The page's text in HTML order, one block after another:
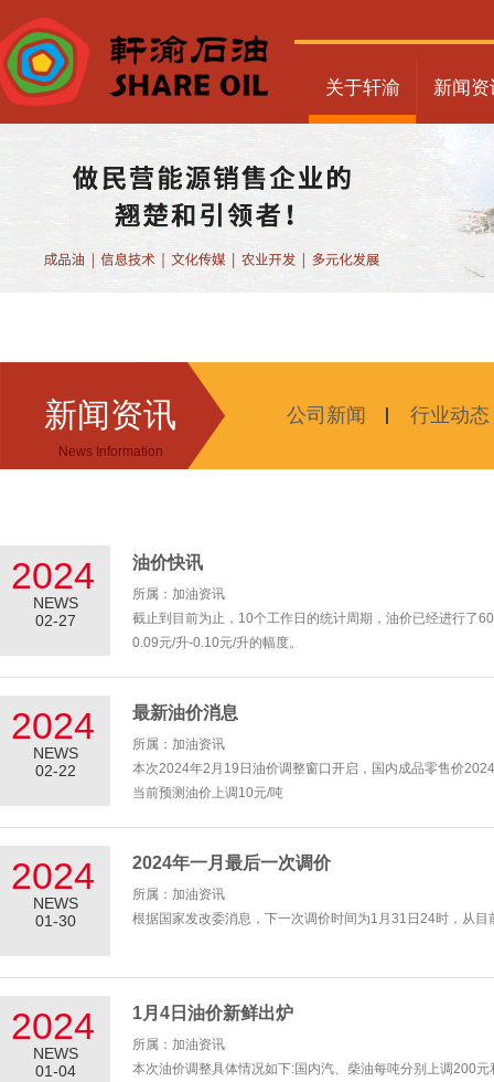
关于轩渝 新闻资
新闻资讯
News Information
公司新闻 行业动态
2024
NEWS
02-27
油价快讯
所属：加油资讯
截止到目前为止，10个工作日的统计周期，油价已经进行了
0.09元/升-0.10元/升的幅度。
2024
NEWS
02-22
最新油价消息
所属：加油资讯
本次2024年2月19日油价调整窗口开启，国内成品零售价
当前预测油价上调10元/吨
2024
NEWS
01-30
2024年一月最后一次调价
所属：加油资讯
根据国家发改委消息，下一次调价时间为1月31日24时，从
2024
NEWS
01-04
1月4日油价新鲜出炉
所属：加油资讯
本次油价调整具体情况如下:国内汽、柴油每吨分别上调200